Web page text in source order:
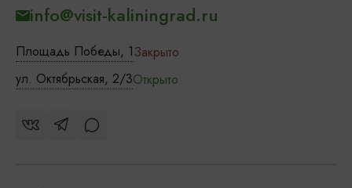
Площадь Победы, 1Закрыто
ул. Октябрьская, 2/3Открыто
info@visit-kaliningrad.ru